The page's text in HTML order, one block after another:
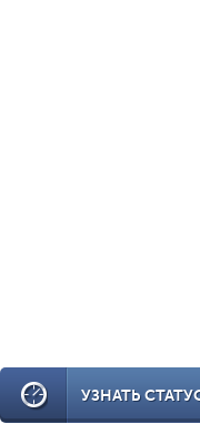
УЗНАТЬ